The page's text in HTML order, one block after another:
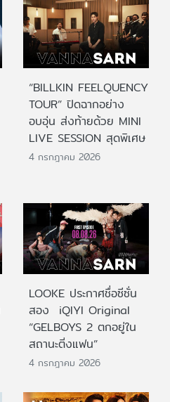
“BILLKIN FEELQUENCY
TOUR” ปิดฉากอย่าง
อบอุ่น ส่งท้ายด้วย MINI
LIVE SESSION สุดพิเศษ
4 กรกฎาคม 2026
LOOKE ประกาศชื่อซีซั่น
สอง iQIYI Original
“GELBOYS 2 ตกอยู่ใน
สถานะติ่งแฟน”
4 กรกฎาคม 2026